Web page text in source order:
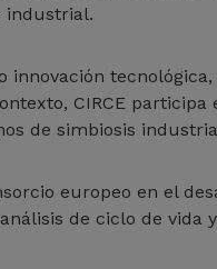
industrial.
CIRCE participa
de simbiosis
europeo en el
de ciclo de vida